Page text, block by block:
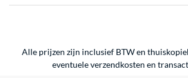
Alle prijzen zijn inclusief BTW en
eventueleverzendkosten en